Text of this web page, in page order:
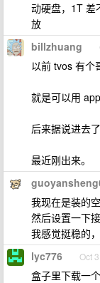
动硬盘，1T 差
放
billzhuang
以前 tvos 有个
就是可以用
后来据说进去了
最近刚出来。
我现在是装的
然后设置一下
我感觉挺稳的
lyc776 Oct
盒子里下载一